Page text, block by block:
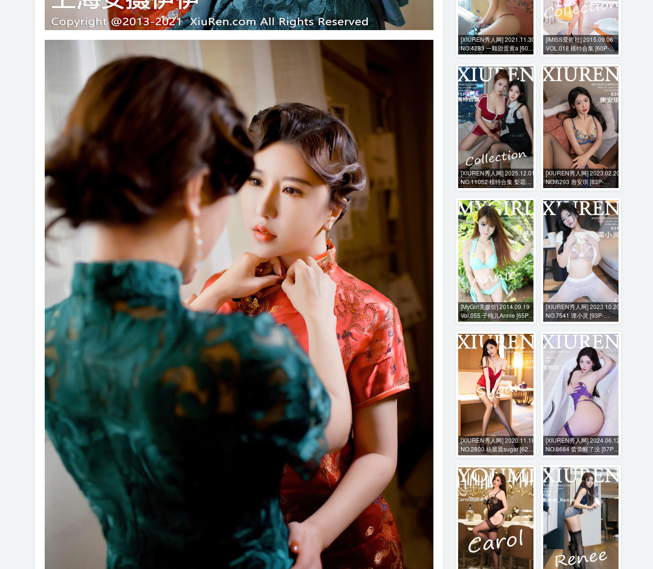
[XIUREN秀人网] 2021.11.30
NO.4283 一颗甜蛋黄a [60P-
700MB]
[IMISS爱蜜社] 2015.09.06
VOL.018 模特合集 [60P-
174MB]
[XIUREN秀人网] 2025.12.01
NO.11052 模特合集 梨霜儿
金允希Yuki [75P-1018MB]
[XIUREN秀人网] 2023.02.20
NO.6293 唐安琪 [83P-
880MB]
[MyGirl美媛馆] 2014.09.19
Vol.055 子纯儿Annie [65P-
303MB]
[XIUREN秀人网] 2023.10.20
NO.7541 谭小灵 [93P-
749MB]
[XIUREN秀人网] 2020.11.18
NO.2800 杨晨晨sugar [62P-
542MB]
[XIUREN秀人网] 2024.06.12
NO.8684 蕾蕾醒了没 [57P-
559MB]